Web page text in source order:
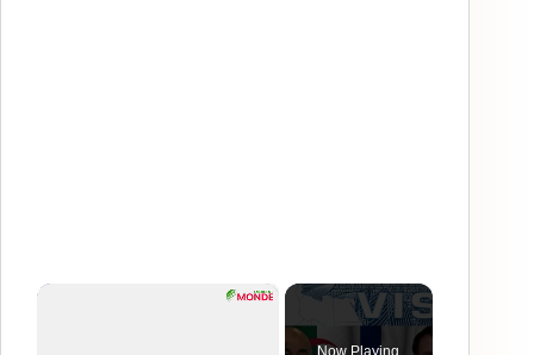
×
Now Playing